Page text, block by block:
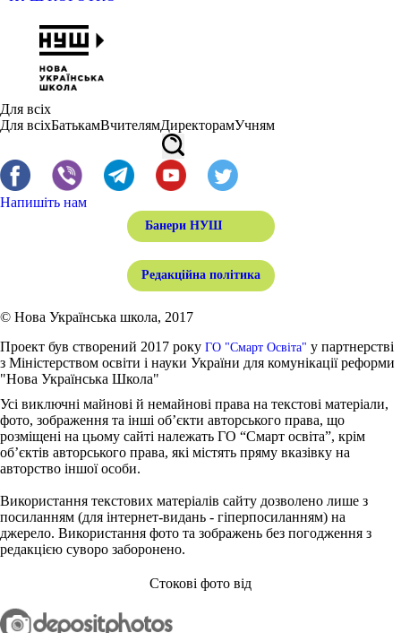
Для всіх
Для всіхБатькамВчителямДиректорамУчням
Напишіть нам
Банери НУШ
Редакційна політика
© Нова Українська школа, 2017
Проект був створений 2017 року ГО "Смарт Освіта" у партнерстві
з Міністерством освіти і науки України для комунікації реформи
"Нова Українська Школа"
Усі виключні майнові й немайнові права на текстові матеріали,
фото, зображення та інші об’єкти авторського права, що
розміщені на цьому сайті належать ГО “Смарт освіта”, крім
об’єктів авторського права, які містять пряму вказівку на
авторство іншої особи.
Використання текстових матеріалів сайту дозволено лише з
посиланням (для інтернет-видань - гіперпосиланням) на
джерело. Використання фото та зображень без погодження з
редакцією суворо заборонено.
Стокові фото від